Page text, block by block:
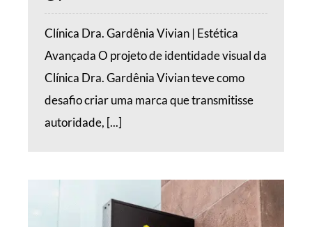
Clínica Dra. Gardênia Vivian | Estética
Avançada O projeto de identidade visual da
Clínica Dra. Gardênia Vivian teve como
desafio criar uma marca que transmitisse
autoridade, [...]